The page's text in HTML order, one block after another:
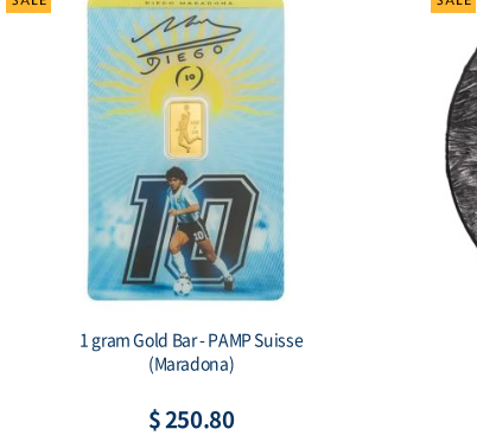
2026 Australia 1 kilo Silver Lunar Horse
BU (Series III) Color
$ 2,521.78